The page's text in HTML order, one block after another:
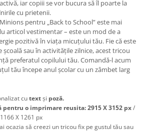
iar copiii se vor bucura să îl poarte la
cu prietenii.
pentru „Back to School” este mai
articol vestimentar – este un mod de a
pozitivă în viața micuțului tău. Fie că este
sau în activitățile zilnice, acest tricou
preferatul copilului tău. Comandă-l acum
tău începe anul școlar cu un zâmbet larg
cutextși poză.
o imprimare reusita: 2915 X 3152 px/
X 1261 px
ocazia să creezi un tricou fix pe gustul tău sau